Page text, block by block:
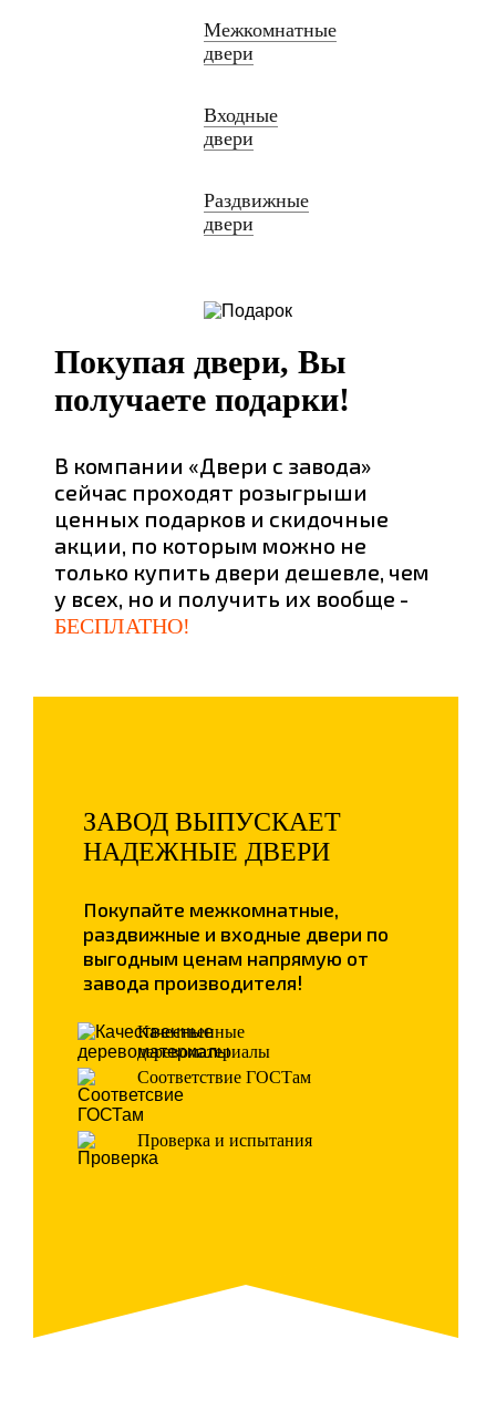
Межкомнатные
двери
Входные
двери
Раздвижные
двери
Покупая двери, Вы
получаете подарки!
В компании «Двери с завода»
сейчас проходят розыгрыши
ценных подарков и скидочные
акции, по которым можно не
только купить двери дешевле, чем
у всех, но и получить их вообще -
БЕСПЛАТНО!
ЗАВОД ВЫПУСКАЕТ
НАДЕЖНЫЕ ДВЕРИ
Покупайте межкомнатные,
раздвижные и входные двери по
выгодным ценам напрямую от
завода производителя!
Качественные
деревоматериалы
Соответствие ГОСТам
Проверка и испытания